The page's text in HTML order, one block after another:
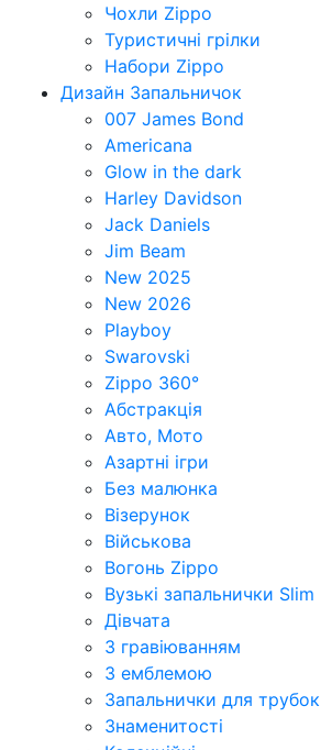
Чохли Zippo
Туристичні грілки
Набори Zippo
Дизайн Запальничок
007 James Bond
Americana
Glow in the dark
Harley Davidson
Jack Daniels
Jim Beam
New 2025
New 2026
Playboy
Swarovski
Zippo 360°
Абстракція
Авто, Мото
Азартні ігри
Без малюнка
Візерунок
Військова
Вогонь Zippo
Вузькі запальнички Slim
Дівчата
З гравіюванням
З емблемою
Запальнички для трубок
Знаменитості